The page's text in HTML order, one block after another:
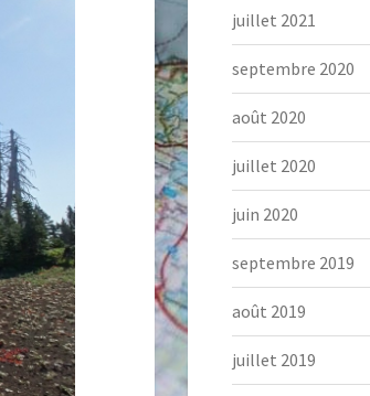
juillet 2021
septembre 2020
août 2020
juillet 2020
juin 2020
septembre 2019
août 2019
juillet 2019